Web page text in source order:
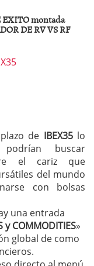
EXITO montada
DE RV VS RF
de IBEX35lo
buscar
el cariz que
del mundo
con bolsas
una entrada
y COMMODITIES»
global de como